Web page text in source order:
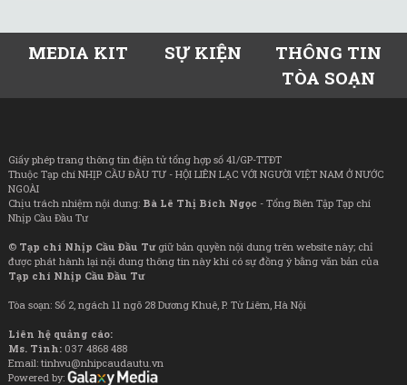
MEDIA KIT SỰ KIỆN
THÔNG TIN
TÒA SOẠN
Giấy phép trang thông tin điện tử tổng hợp số 41/GP-TTĐT
Thuộc Tạp chí NHỊP CẦU ĐẦU TƯ - HỘI LIÊN LẠC VỚI NGƯỜI VIỆT NAM Ở NƯỚC
NGOÀI
Chịu trách nhiệm nội dung: Bà Lê Thị Bích Ngọc - Tổng Biên Tập Tạp chí
Nhịp Cầu Đầu Tư
© Tạp chí Nhịp Cầu Đầu Tưgiữ bản quyền nội dung trên website này; chỉ
được phát hành lại nội dung thông tin này khi có sự đồng ý bằng văn bản của
Tạp chí Nhịp Cầu Đầu Tư
Tòa soạn: Số 2, ngách 11 ngõ 28 Dương Khuê, P. Từ Liêm, Hà Nội
Liên hệ quảng cáo:
Ms. Tình: 037 4868 488
Email: tinhvu@nhipcaudautu.vn
Powered by: